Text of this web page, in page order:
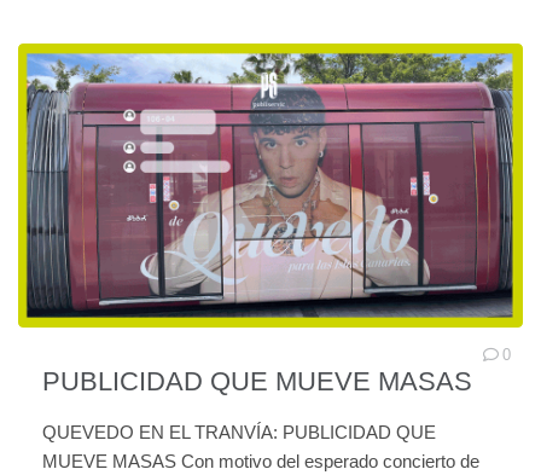
PUBLICIDAD QUE MUEVE MASAS
0
QUEVEDO EN EL TRANVÍA: PUBLICIDAD QUE
MUEVE MASAS Con motivo del esperado concierto de